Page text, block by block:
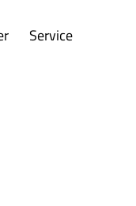
Service